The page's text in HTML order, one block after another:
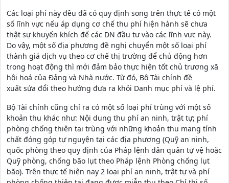
Các loại phí này đều đã có quy định song trên thực tế có một
số lĩnh vực nếu áp dụng cơ chế thu phí hiện hành sẽ chưa
thật sự khuyến khích để các DN đầu tư vào các lĩnh vực này.
Do vậy, một số địa phương đề nghị chuyển một số loại phí
thành giá dịch vụ theo cơ chế thị trường để chủ động hơn
trong hoạt động thì mới đảm bảo thực hiện tốt chủ trương xã
hội hoá của Đảng và Nhà nước. Từ đó, Bộ Tài chính đề
xuất sửa đổi theo hướng đưa ra khỏi Danh mục phí và lệ phí.
Bộ Tài chính cũng chỉ ra có một số loại phí trùng với một số
khoản thu khác như: Nội dung thu phí an ninh, trật tự; phí
phòng chống thiên tai trùng với những khoản thu mang tính
chất đóng góp tự nguyện tại các địa phương (Quỹ an ninh,
quốc phòng theo quy định của Pháp lệnh dân quân tự vệ hoặc
Quỹ phòng, chống bão lụt theo Pháp lệnh Phòng chống lụt
bão). Trên thực tế hiện nay 2 loại phí an ninh, trật tự và phí